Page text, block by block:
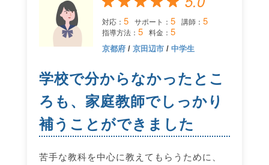
対応： 5 サポート： 5 講師： 5
指導方法： 5 料金： 5
京都府/ 京田辺市/ 中学生
学校で分からなかったとこ
ろも、家庭教師でしっかり
補うことができました
苦手な教科を中心に教えてもらうために、